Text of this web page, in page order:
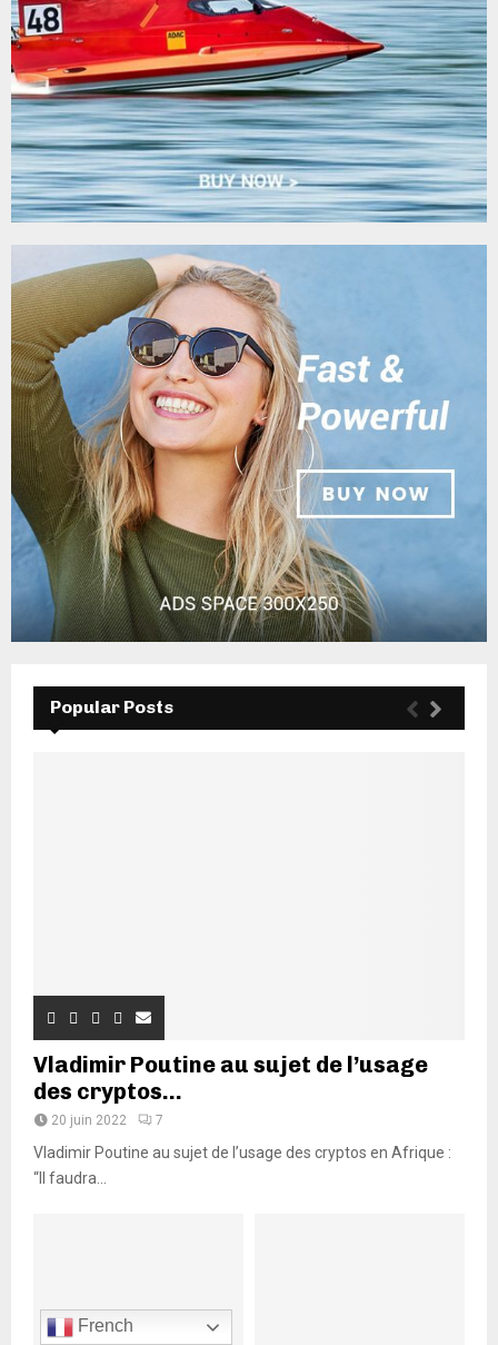
Popular Posts
Vladimir Poutine au sujet de l’usage
des cryptos...
20 juin 2022 7
Vladimir Poutine au sujet de l’usage des cryptos en Afrique :
“Il faudra...
French